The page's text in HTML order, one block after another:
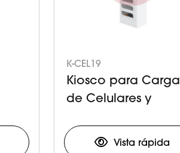
K-CEL19
Kiosco para Carga
de Celulares y
Vista rápida